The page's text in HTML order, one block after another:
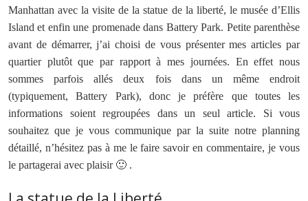
Manhattan avec la visite de la statue de la liberté, le musée d’Ellis
Island et enfin une promenade dans Battery Park. Petite parenthèse
avant de démarrer, j’ai choisi de vous présenter mes articles par
quartier plutôt que par rapport à mes journées. En effet nous
sommes parfois allés deux fois dans un même endroit
(typiquement, Battery Park), donc je préfère que toutes les
informations soient regroupées dans un seul article. Si vous
souhaitez que je vous communique par la suite notre planning
détaillé, n’hésitez pas à me le faire savoir en commentaire, je vous
le partagerai avec plaisir 🙂 .